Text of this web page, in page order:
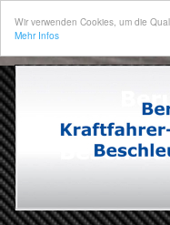
Wir verwenden Cookies, um die
Mehr Infos